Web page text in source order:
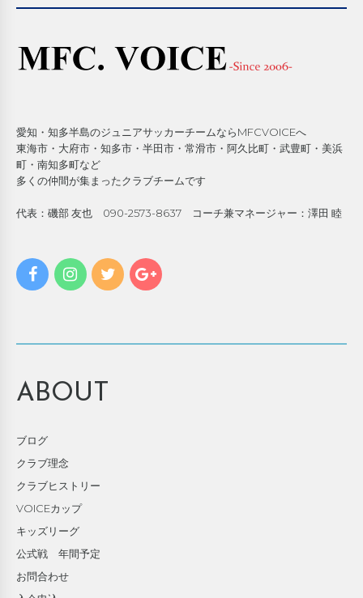
愛知・知多半島のジュニアサッカーチームならMFCVOICEへ
東海市・大府市・知多市・半田市・常滑市・阿久比町・武豊町・美浜
町・南知多町など
多くの仲間が集まったクラブチームです
代表：磯部 友也 090-2573-8637 コーチ兼マネージャー：澤田 睦
ABOUT
ブログ
クラブ理念
クラブヒストリー
VOICEカップ
キッズリーグ
公式戦 年間予定
お問合わせ